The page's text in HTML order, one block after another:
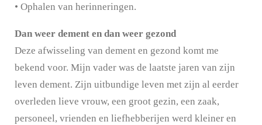
• Ophalen van herinneringen.
Dan weer dement en dan weer gezond
Deze afwisseling van dement en gezond komt me
bekend voor. Mijn vader was de laatste jaren van zijn
leven dement. Zijn uitbundige leven met zijn al eerder
overleden lieve vrouw, een groot gezin, een zaak,
personeel, vrienden en liefhebberijen werd kleiner en